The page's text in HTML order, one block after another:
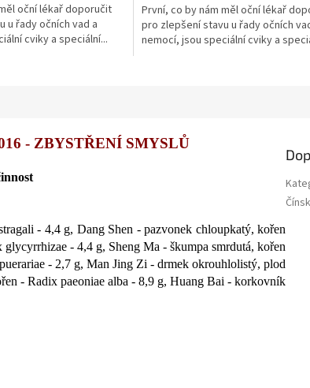
oční lékař doporučit
u řady očních vad a
cviky a speciální...
První, co by nám měl oční lékař
pro zlepšení stavu u řady očních
nemocí, jsou speciální cviky a
- ZBYSTŘENÍ SMYSLŮ
- 4,4 g, Dang Shen - pazvonek chloupkatý, kořen
glycyrrhizae - 4,4 g, Sheng Ma - škumpa smrdutá, kořen
- 2,7 g,Man Jing Zi - drmek okrouhlolistý, plod
- Radix paeoniae alba - 8,9 g, Huang Bai - korkovník